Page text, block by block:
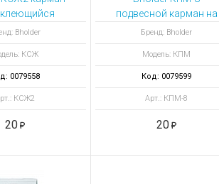
с подъемом
а6, 105 x
мм
Bholder
КСЖ
0079558
КСЖ2
20
подвесной карман на
три отсека: А7, А8 и А8
Бренд: Bholder
Модель: КПМ
Код: 0079599
Арт.: КПМ-8
20